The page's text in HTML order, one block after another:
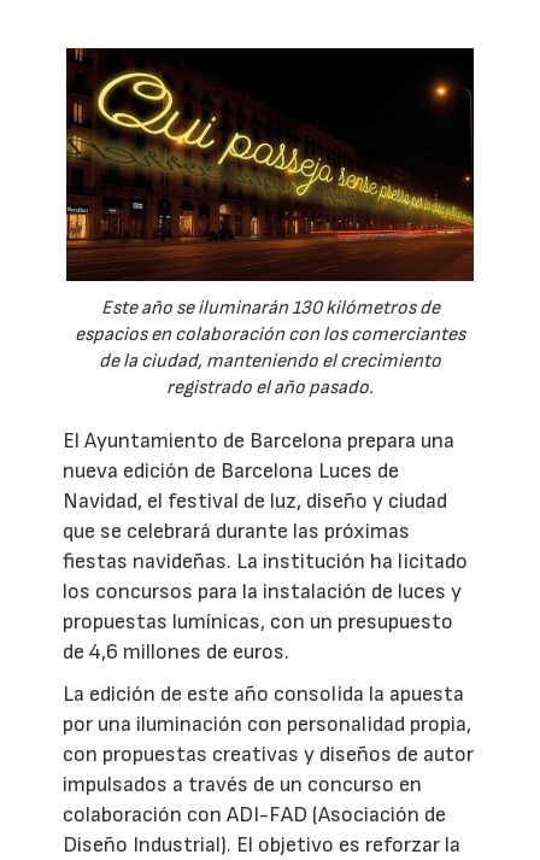
Este año se iluminarán 130 kilómetros de
espacios en colaboración con los comerciantes
de la ciudad, manteniendo el crecimiento
registrado el año pasado.
El Ayuntamiento de Barcelona prepara una
nueva edición de Barcelona Luces de
Navidad, el festival de luz, diseño y ciudad
que se celebrará durante las próximas
fiestas navideñas. La institución ha licitado
los concursos para la instalación de luces y
propuestas lumínicas, con un presupuesto
de 4,6 millones de euros.
La edición de este año consolida la apuesta
por una iluminación con personalidad propia,
con propuestas creativas y diseños de autor
impulsados a través de un concurso en
colaboración con ADI-FAD (Asociación de
Diseño Industrial). El objetivo es reforzar la